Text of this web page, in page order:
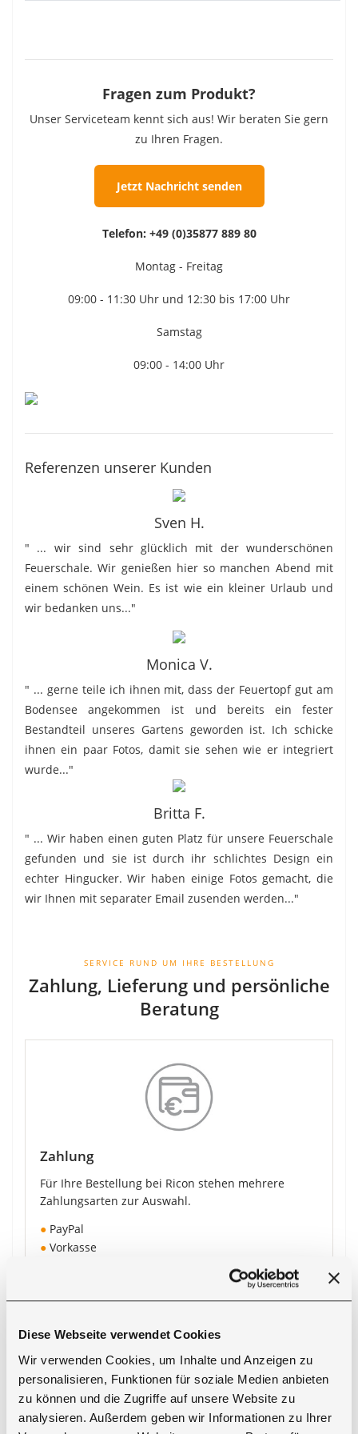
Diese Webseite verwendet Cookies
Wir verwenden Cookies, um Inhalte und Anzeigen zu
personalisieren, Funktionen für soziale Medien anbieten
zu können und die Zugriffe auf unsere Website zu
analysieren. Außerdem geben wir Informationen zu Ihrer
Fragen zum Produkt?
Unser Serviceteam kennt sich aus! Wir beraten Sie gern
zu Ihren Fragen.
Jetzt Nachricht senden
Telefon: +49 (0)35877 889 80
Montag - Freitag
09:00 - 11:30 Uhr und 12:30 bis 17:00 Uhr
Samstag
09:00 - 14:00 Uhr
Referenzen unserer Kunden
Sven H.
" ... wir sind sehr glücklich mit der wunderschönen
Feuerschale. Wir genießen hier so manchen Abend mit
einem schönen Wein. Es ist wie ein kleiner Urlaub und
wir bedanken uns..."
Monica V.
" ... gerne teile ich ihnen mit, dass der Feuertopf gut am
Bodensee angekommen ist und bereits ein fester
Bestandteil unseres Gartens geworden ist. Ich schicke
ihnen ein paar Fotos, damit sie sehen wie er integriert
wurde..."
Britta F.
" ... Wir haben einen guten Platz für unsere Feuerschale
gefunden und sie ist durch ihr schlichtes Design ein
echter Hingucker. Wir haben einige Fotos gemacht, die
wir Ihnen mit separater Email zusenden werden..."
SERVICE RUND UM IHRE BESTELLUNG
Zahlung, Lieferung und persönliche
Beratung
Zahlung
Für Ihre Bestellung bei Ricon stehen mehrere
Zahlungsarten zur Auswahl.
● PayPal
● Vorkasse
●Kreditkarte
Bei Zahlung per Vorkasse erhalten Sie
auf den Produktpreis
.
Zahlungsarten ansehen